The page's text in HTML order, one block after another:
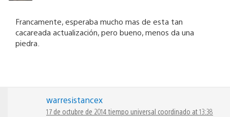
Francamente, esperaba mucho mas de esta tan
cacareada actualización, pero bueno, menos da una
piedra.
warresistancex
17 de octubre de 2014 tiempo universal coordinado at 13:38